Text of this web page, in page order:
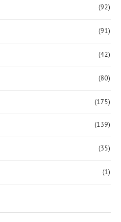
(92)
(91)
(42)
(80)
(175)
(139)
(35)
(1)